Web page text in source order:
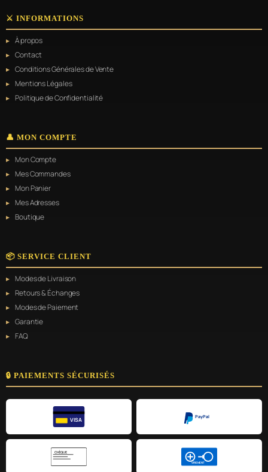
⚔️ INFORMATIONS
À propos
Contact
Conditions Générales de Vente
Mentions Légales
Politique de Confidentialité
👤 MON COMPTE
Mon Compte
Mes Commandes
Mon Panier
Mes Adresses
Boutique
📦 SERVICE CLIENT
Modes de Livraison
Retours & Échanges
Modes de Paiement
Garantie
FAQ
🔒 PAIEMENTS SÉCURISÉS
VISA
PayPal
CHÈQUE
VIREMENT